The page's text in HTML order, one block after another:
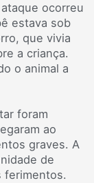
ocorreu
estava sob
que vivia
a criança.
o animal a
foram
ao
graves. A
de
ferimentos.